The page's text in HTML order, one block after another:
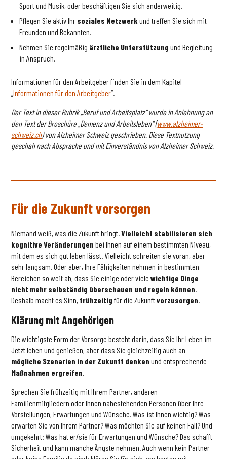
Sport und Musik, oder beschäftigen Sie sich anderweitig.
Pflegen Sie aktiv Ihr soziales Netzwerk und treffen Sie sich mit
Freunden und Bekannten.
Nehmen Sie regelmäßig ärztliche Unterstützung und Begleitung
in Anspruch.
Informationen für den Arbeitgeber finden Sie in dem Kapitel
„Informationen für den Arbeitgeber“.
Der Text in dieser Rubrik „Beruf und Arbeitsplatz“ wurde in Anlehnung an
den Text der Broschüre „Demenz und Arbeitsleben“ (www.alzheimer-
schweiz.ch) von Alzheimer Schweiz geschrieben. Diese Textnutzung
geschah nach Absprache und mit Einverständnis von Alzheimer Schweiz.
Für die Zukunft vorsorgen
Niemand weiß, was die Zukunft bringt.Vielleicht stabilisieren sich
kognitive Veränderungen bei Ihnen auf einem bestimmten Niveau,
mit dem es sich gut leben lässt. Vielleicht schreiten sie voran, aber
sehr langsam. Oder aber, Ihre Fähigkeiten nehmen in bestimmten
Bereichen so weit ab, dass Sie einige oder vielewichtige Dinge
nicht mehr selbständig überschauen und regeln können.
Deshalb macht es Sinn, frühzeitig für die Zukunftvorzusorgen.
Klärung mit Angehörigen
Die wichtigste Form der Vorsorge besteht darin, dass Sie Ihr Leben im
Jetzt leben und genießen, aber dass Sie gleichzeitig auch an
mögliche Szenarien in der Zukunft denken und entsprechende
Maßnahmen ergreifen.
Sprechen Sie frühzeitig mit Ihrem Partner, anderen
Familienmitgliedern oder Ihnen nahestehenden Personen über Ihre
Vorstellungen, Erwartungen und Wünsche. Was ist Ihnen wichtig? Was
erwarten Sie von Ihrem Partner? Was möchten Sie auf keinen Fall? Und
umgekehrt: Was hat er/sie für Erwartungen und Wünsche? Das schafft
Sicherheit und kann manche Ängste nehmen. Auch wenn kein Partner